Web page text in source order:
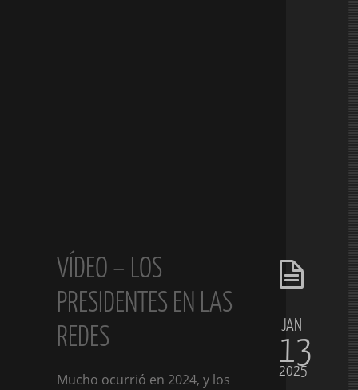
VÍDEO – LOS
PRESIDENTES EN LAS
REDES
Mucho ocurrió en 2024, y los
JAN
13
2025